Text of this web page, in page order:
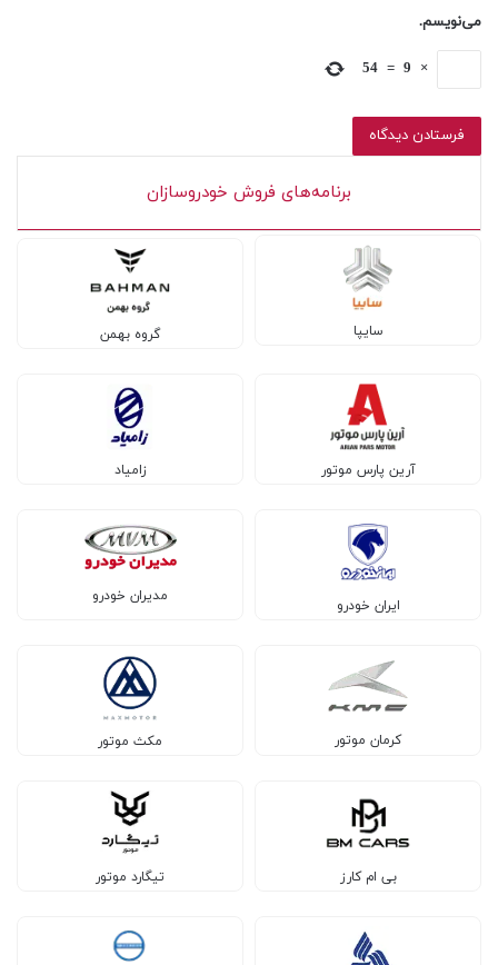
می‌نویسم.
×
9
=
54
برنامه‌های فروش خودروسازان
سایپا گروه بهمن
آرین پارس موتور زامیاد
ایران خودرو
مدیران خودرو
کرمان موتور مکث موتور
بی ام کارز تیگارد موتور